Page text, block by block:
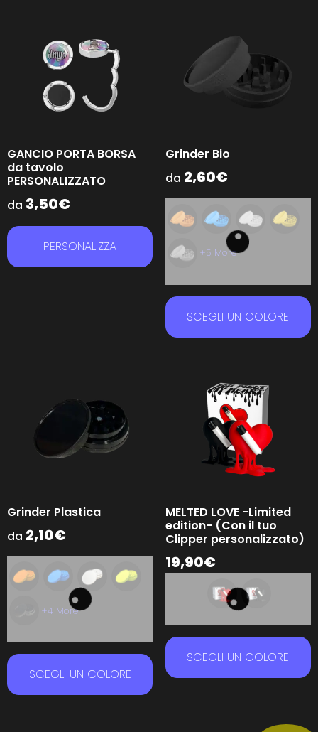
GANCIO PORTA BORSA
da tavolo
PERSONALIZZATO
da 3,50€
PERSONALIZZA
Grinder Bio
da 2,60€
+5 More
SCEGLI UN COLORE
Grinder Plastica
da 2,10€
+4 More
SCEGLI UN COLORE
MELTED LOVE -Limited
edition- (Con il tuo
Clipper personalizzato)
19,90€
SCEGLI UN COLORE